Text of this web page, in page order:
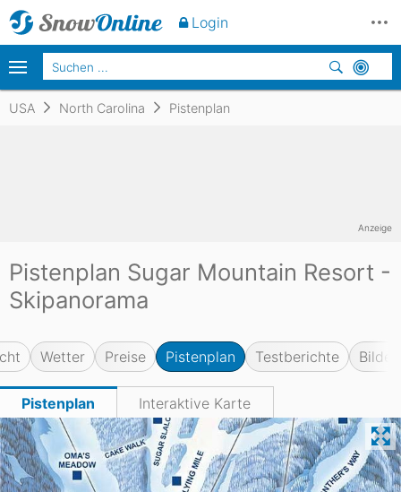
USA North Carolina Pistenplan
Pistenplan Sugar Mountain Resort -
Skipanorama
Wetter Preise Pistenplan Testberichte Bilder
Pistenplan Interaktive Karte
Anzeige
Login